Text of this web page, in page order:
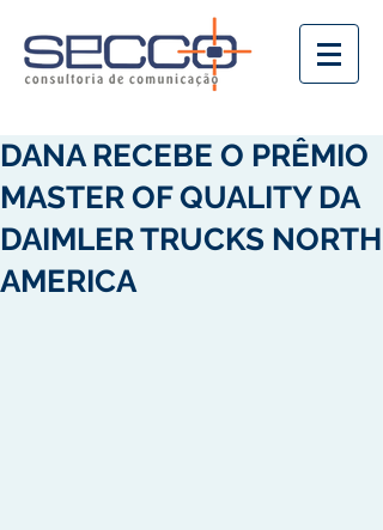
DANA RECEBE O PRÊMIO
MASTER OF QUALITY DA
DAIMLER TRUCKS NORTH
AMERICA